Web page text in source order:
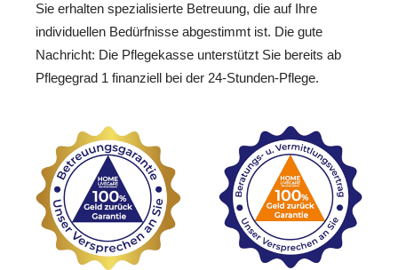
Sie erhalten spezialisierte Betreuung, die auf Ihre
individuellen Bedürfnisse abgestimmt ist. Die gute
Nachricht: Die Pflegekasse unterstützt Sie bereits ab
Pflegegrad 1 finanziell bei der 24-Stunden-Pflege.